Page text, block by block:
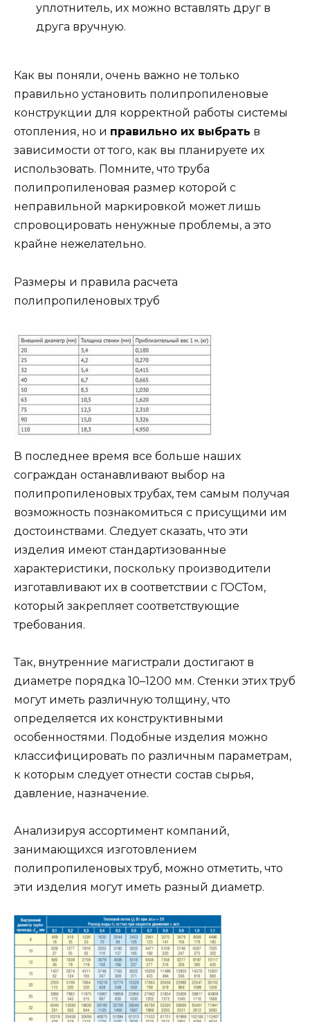
уплотнитель, их можно вставлять друг в
друга вручную.
Как вы поняли, очень важно не только
правильно установить полипропиленовые
конструкции для корректной работы системы
отопления, но и правильно их выбрать в
зависимости от того, как вы планируете их
использовать. Помните, что труба
полипропиленовая размер которой с
неправильной маркировкой может лишь
спровоцировать ненужные проблемы, а это
крайне нежелательно.
Размеры и правила расчета
полипропиленовых труб
В последнее время все больше наших
сограждан останавливают выбор на
полипропиленовых трубах, тем самым получая
возможность познакомиться с присущими им
достоинствами. Следует сказать, что эти
изделия имеют стандартизованные
характеристики, поскольку производители
изготавливают их в соответствии с ГОСТом,
который закрепляет соответствующие
требования.
Так, внутренние магистрали достигают в
диаметре порядка 10–1200 мм. Стенки этих труб
могут иметь различную толщину, что
определяется их конструктивными
особенностями. Подобные изделия можно
классифицировать по различным параметрам,
к которым следует отнести состав сырья,
давление, назначение.
Анализируя ассортимент компаний,
занимающихся изготовлением
полипропиленовых труб, можно отметить, что
эти изделия могут иметь разный диаметр.